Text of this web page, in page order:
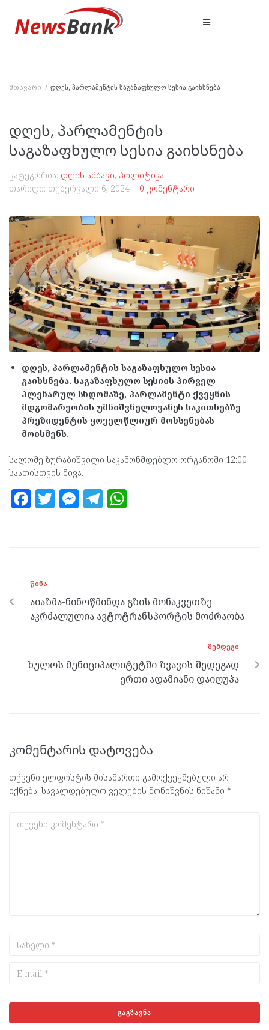
მთავარი / დღეს, პარლამენტის საგაზაფხულო სესია გაიხსნება
დღეს, პარლამენტის
საგაზაფხულო სესია გაიხსნება
კატეგორია: დღის ამბავი, პოლიტიკა
თარიღი: თებერვალი 6, 2024 0 კომენტარი
დღეს, პარლამენტის საგაზაფხულო სესია
გაიხსნება. საგაზაფხულო სესიის პირველ
პლენარულ სხდომაზე, პარლამენტი ქვეყნის
მდგომარეობის უმნიშვნელოვანეს საკითხებზე
პრეზიდენტის ყოველწლიურ მოხსენებას
მოისმენს.
სალომე ზურაბიშვილი საკანონმდებლო ორგანოში 12:00
საათისთვის მივა.
F
o
o
k
T M
er
T
m p
p
ᲬᲘᲜᲐ
აიაზმა-ნინოწმინდა გზის მონაკვეთზე
აკრძალულია ავტოტრანსპორტის მოძრაობა
ᲨᲔᲛᲓᲔᲒᲘ
ხულოს მუნიციპალიტეტში ზვავის შედეგად
ერთი ადამიანი დაიღუპა
კომენტარის დატოვება
თქვენი ელფოსტის მისამართი გამოქვეყნებული არ
იქნება. სავალდებულო ველების მონიშვნის ნიშანი *